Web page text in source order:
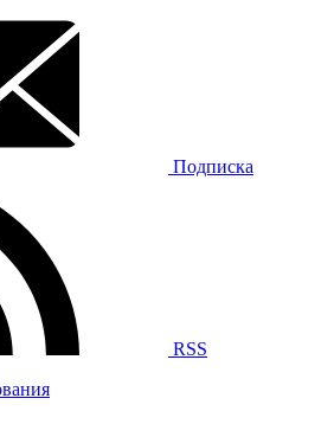
Подписка
RSS